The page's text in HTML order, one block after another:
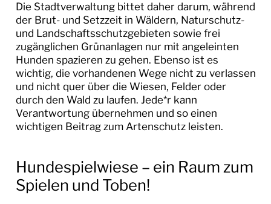
Die Stadtverwaltung bittet daher darum, während
der Brut- und Setzzeit in Wäldern, Naturschutz-
und Landschaftsschutzgebieten sowie frei
zugänglichen Grünanlagen nur mit angeleinten
Hunden spazieren zu gehen. Ebenso ist es
wichtig, die vorhandenen Wege nicht zu verlassen
und nicht quer über die Wiesen, Felder oder
durch den Wald zu laufen. Jede*r kann
Verantwortung übernehmen und so einen
wichtigen Beitrag zum Artenschutz leisten.
Hundespielwiese – ein Raum zum
Spielen und Toben!